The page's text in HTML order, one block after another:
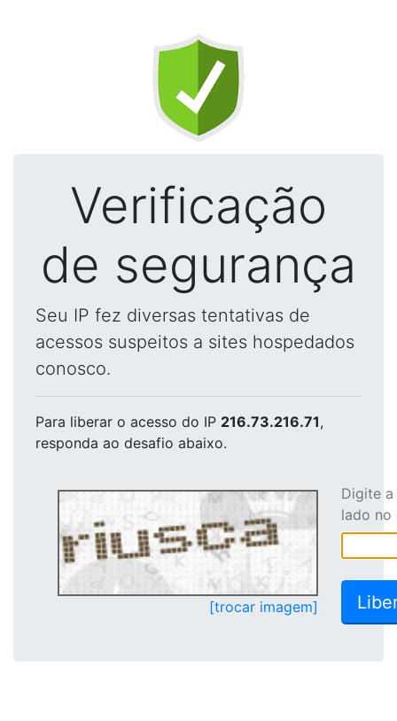
Verificação
de segurança
Seu IP fez diversas tentativas de
acessos suspeitos a sites hospedados
conosco.
Para liberar o acesso do IP 216.73.216.71,
responda ao desafio abaixo.
[trocar imagem]
Digite
lado no